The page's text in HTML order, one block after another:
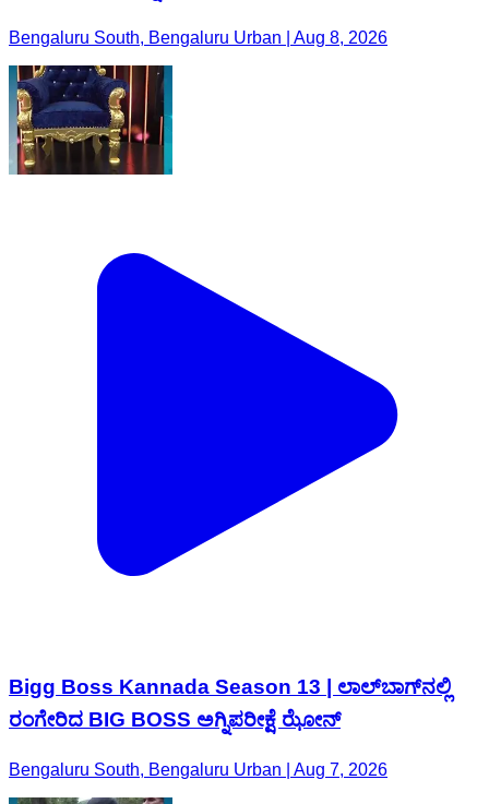
Bengaluru South, Bengaluru Urban | Aug 8, 2026
Bigg Boss Kannada Season 13 | ಲಾಲ್‌ಬಾಗ್‌ನಲ್ಲಿ
ರಂಗೇರಿದ BIG BOSS ಅಗ್ನಿಪರೀಕ್ಷೆ ಝೋನ್‌
Bengaluru South, Bengaluru Urban | Aug 7, 2026